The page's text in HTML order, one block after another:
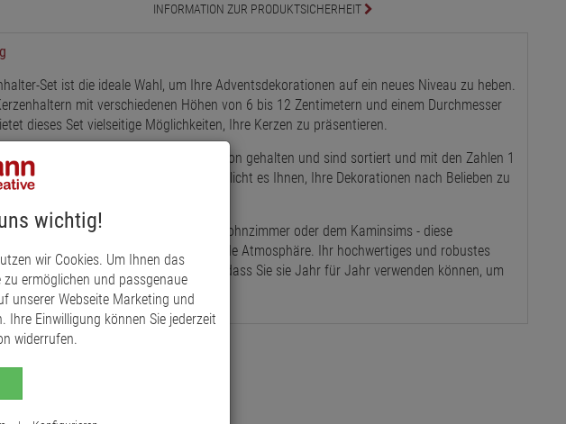
INFORMATION ZUR PRODUKTSICHERHEIT
Set ist die ideale Wahl, um Ihre Adventsdekorationen auf ein neues Niveau zu heben.
mit verschiedenen Höhen von 6 bis 12 Zentimetern und einem Durchmesser
dieses Set vielseitige Möglichkeiten, Ihre Kerzen zu präsentieren.
in einem eleganten antikgoldenen Farbton gehalten und sind sortiert und mit den Zahlen 1
Diese praktische Kennzeichnung ermöglicht es Ihnen, Ihre Dekorationen nach Belieben zu
Esstisch, dem Sideboard im Wohnzimmer oder dem Kaminsims - diese
jedem Raum eine warme und einladende Atmosphäre. Ihr hochwertiges und robustes
zudem Stabilität und Langlebigkeit, sodass Sie sie Jahr für Jahr verwenden können, um
gestalten.
wichtig!
wir Cookies. Um Ihnen das
ermöglichen und passgenaue
unserer Webseite Marketing und
Ihre Einwilligung können Sie jederzeit
widerrufen.